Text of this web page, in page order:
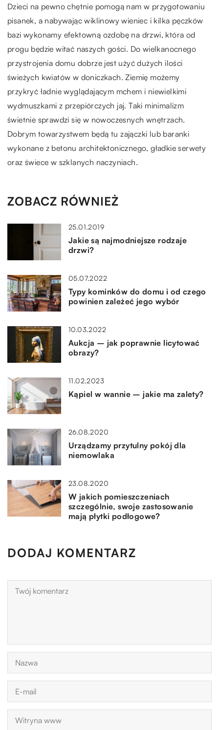
Dzieci na pewno chętnie pomogą nam w przygotowaniu
pisanek, a nabywając wiklinowy wieniec i kilka pęczków
bazi wykonamy efektowną ozdobę na drzwi, która od
progu będzie witać naszych gości. Do wielkanocnego
przystrojenia domu dobrze jest użyć dużych ilości
świeżych kwiatów w doniczkach. Ziemię możemy
przykryć ładnie wyglądającym mchem i niewielkimi
wydmuszkami z przepiórczych jaj. Taki minimalizm
świetnie sprawdzi się w nowoczesnych wnętrzach.
Dobrym towarzystwem będą tu zajączki lub baranki
wykonane z betonu architektonicznego, gładkie serwety
oraz świece w szklanych naczyniach.
ZOBACZ RÓWNIEŻ
25.01.2019
Jakie są najmodniejsze rodzaje
drzwi?
05.07.2022
Typy kominków do domu i od czego
powinien zależeć jego wybór
10.03.2022
Aukcja – jak poprawnie licytować
obrazy?
11.02.2023
Kąpiel w wannie – jakie ma zalety?
26.08.2020
Urządzamy przytulny pokój dla
niemowlaka
23.08.2020
W jakich pomieszczeniach
szczególnie, swoje zastosowanie
mają płytki podłogowe?
DODAJ KOMENTARZ